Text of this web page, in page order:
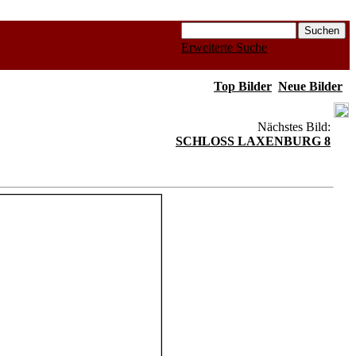
Erweiterte Suche
Top Bilder Neue Bilder
Nächstes Bild:
SCHLOSS LAXENBURG 8